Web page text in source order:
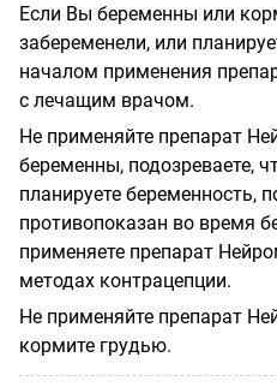
Если Вы беременны или
забеременели, или
началом применения
с лечащим врачом.
Не применяйте препарат
беременны, подозреваете,
планируете беременность,
противопоказан во время
применяете препарат
методах контрацепции.
Не применяйте препарат
кормите грудью.